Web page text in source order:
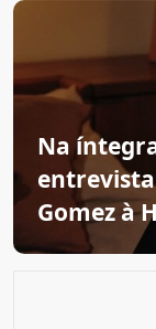
Na
Gomez à